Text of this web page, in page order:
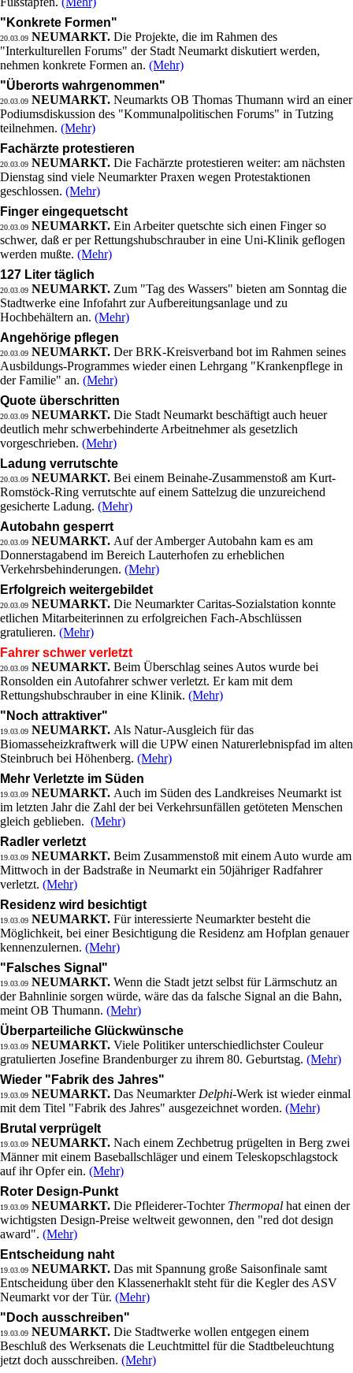
"Konkrete Formen"
20.03.09 NEUMARKT. Die Projekte, die im Rahmen des
"Interkulturellen Forums" der Stadt Neumarkt diskutiert werden,
nehmen konkrete Formen an. (Mehr)
"Überorts wahrgenommen"
20.03.09 NEUMARKT. Neumarkts OB Thomas Thumann wird an einer
Podiumsdiskussion des "Kommunalpolitischen Forums" in Tutzing
teilnehmen. (Mehr)
Fachärzte protestieren
20.03.09 NEUMARKT. Die Fachärzte protestieren weiter: am nächsten
Dienstag sind viele Neumarkter Praxen wegen Protestaktionen
geschlossen. (Mehr)
Finger eingequetscht
20.03.09 NEUMARKT. Ein Arbeiter quetschte sich einen Finger so
schwer, daß er per Rettungshubschrauber in eine Uni-Klinik geflogen
werden mußte. (Mehr)
127 Liter täglich
20.03.09 NEUMARKT. Zum "Tag des Wassers" bieten am Sonntag die
Stadtwerke eine Infofahrt zur Aufbereitungsanlage und zu
Hochbehältern an. (Mehr)
Angehörige pflegen
20.03.09 NEUMARKT. Der BRK-Kreisverband bot im Rahmen seines
Ausbildungs-Programmes wieder einen Lehrgang "Krankenpflege in
der Familie" an. (Mehr)
Quote überschritten
20.03.09 NEUMARKT. Die Stadt Neumarkt beschäftigt auch heuer
deutlich mehr schwerbehinderte Arbeitnehmer als gesetzlich
vorgeschrieben. (Mehr)
Ladung verrutschte
20.03.09 NEUMARKT. Bei einem Beinahe-Zusammenstoß am Kurt-
Romstöck-Ring verrutschte auf einem Sattelzug die unzureichend
gesicherte Ladung. (Mehr)
Autobahn gesperrt
20.03.09 NEUMARKT. Auf der Amberger Autobahn kam es am
Donnerstagabend im Bereich Lauterhofen zu erheblichen
Verkehrsbehinderungen. (Mehr)
Erfolgreich weitergebildet
20.03.09 NEUMARKT. Die Neumarkter Caritas-Sozialstation konnte
etlichen Mitarbeiterinnen zu erfolgreichen Fach-Abschlüssen
gratulieren. (Mehr)
Fahrer schwer verletzt
20.03.09 NEUMARKT. Beim Überschlag seines Autos wurde bei
Ronsolden ein Autofahrer schwer verletzt. Er kam mit dem
Rettungshubschrauber in eine Klinik. (Mehr)
"Noch attraktiver"
19.03.09 NEUMARKT. Als Natur-Ausgleich für das
Biomasseheizkraftwerk will die UPW einen Naturerlebnispfad im alten
Steinbruch bei Höhenberg. (Mehr)
Mehr Verletzte im Süden
19.03.09 NEUMARKT. Auch im Süden des Landkreises Neumarkt ist
im letzten Jahr die Zahl der bei Verkehrsunfällen getöteten Menschen
gleich geblieben. (Mehr)
Radler verletzt
19.03.09 NEUMARKT. Beim Zusammenstoß mit einem Auto wurde am
Mittwoch in der Badstraße in Neumarkt ein 50jähriger Radfahrer
verletzt. (Mehr)
Residenz wird besichtigt
19.03.09 NEUMARKT. Für interessierte Neumarkter besteht die
Möglichkeit, bei einer Besichtigung die Residenz am Hofplan genauer
kennenzulernen. (Mehr)
"Falsches Signal"
19.03.09 NEUMARKT. Wenn die Stadt jetzt selbst für Lärmschutz an
der Bahnlinie sorgen würde, wäre das da falsche Signal an die Bahn,
meint OB Thumann. (Mehr)
Überparteiliche Glückwünsche
19.03.09 NEUMARKT. Viele Politiker unterschiedlichster Couleur
gratulierten Josefine Brandenburger zu ihrem 80. Geburtstag. (Mehr)
Wieder "Fabrik des Jahres"
19.03.09 NEUMARKT. Das Neumarkter Delphi-Werk ist wieder einmal
mit dem Titel "Fabrik des Jahres" ausgezeichnet worden. (Mehr)
Brutal verprügelt
19.03.09 NEUMARKT. Nach einem Zechbetrug prügelten in Berg zwei
Männer mit einem Baseballschläger und einem Teleskopschlagstock
auf ihr Opfer ein. (Mehr)
Roter Design-Punkt
19.03.09 NEUMARKT. Die Pfleiderer-Tochter Thermopal hat einen der
wichtigsten Design-Preise weltweit gewonnen, den "red dot design
award". (Mehr)
Entscheidung naht
19.03.09 NEUMARKT. Das mit Spannung große Saisonfinale samt
Entscheidung über den Klassenerhaklt steht für die Kegler des ASV
Neumarkt vor der Tür. (Mehr)
"Doch ausschreiben"
19.03.09 NEUMARKT. Die Stadtwerke wollen entgegen einem
Beschluß des Werksenats die Leuchtmittel für die Stadtbeleuchtung
jetzt doch ausschreiben. (Mehr)